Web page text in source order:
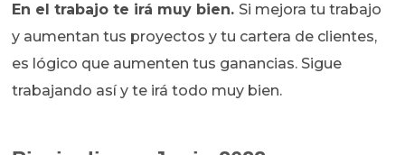
En el trabajo te irá muy bien. Si mejora tu trabajo
y aumentan tus proyectos y tu cartera de clientes,
es lógico que aumenten tus ganancias. Sigue
trabajando así y te irá todo muy bien.